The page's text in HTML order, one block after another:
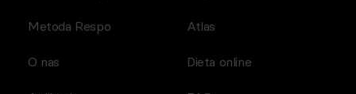
Metoda Respo
O nas
Atlas
Dieta online